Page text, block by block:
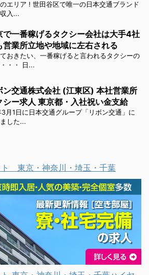
エリア ! 世田谷区で唯一の日本交通ブランド
入...
で一番稼げるタクシー会社は大手4社
営業所立地や地域に左右される
おきたい、一番稼げると言われるタクシーの
・・ 日...
ン交通株式会社 (江東区) 本社営業所
シー求人 東京都・入社祝い金支給
月1日に日本交通グループ「リボン交通」に
した...